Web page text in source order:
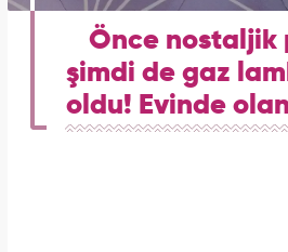
Önce nostaljik
şimdi de gaz
oldu! Evinde